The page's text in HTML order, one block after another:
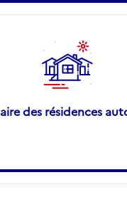
des résidences